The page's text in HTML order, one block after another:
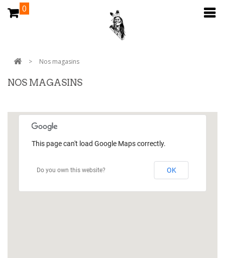
0
> Nos magasins
NOS MAGASINS
This page can't load Google Maps correctly.
Do you own this website? OK